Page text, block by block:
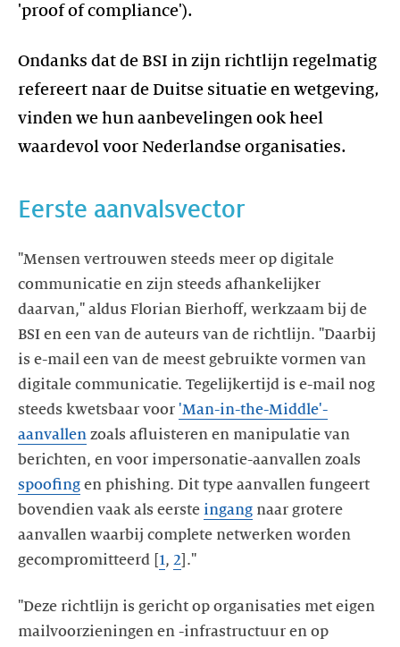
'proof of compliance').
Ondanks dat de BSI in zijn richtlijn regelmatig
refereert naar de Duitse situatie en wetgeving,
vinden we hun aanbevelingen ook heel
waardevol voor Nederlandse organisaties.
Eerste aanvalsvector
"Mensen vertrouwen steeds meer op digitale
communicatie en zijn steeds afhankelijker
daarvan," aldus Florian Bierhoff, werkzaam bij de
BSI en een van de auteurs van de richtlijn. "Daarbij
is e-mail een van de meest gebruikte vormen van
digitale communicatie. Tegelijkertijd is e-mail nog
steeds kwetsbaar voor 'Man-in-the-Middle'-
aanvallen zoals afluisteren en manipulatie van
berichten, en voor impersonatie-aanvallen zoals
spoofing en phishing. Dit type aanvallen fungeert
bovendien vaak als eerste ingang naar grotere
aanvallen waarbij complete netwerken worden
gecompromitteerd [ 1, 2 ]."
"Deze richtlijn is gericht op organisaties met eigen
mailvoorzieningen en -infrastructuur en op